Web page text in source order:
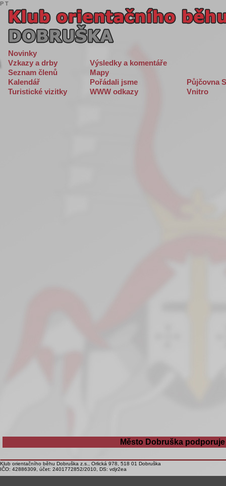
Novinky
Vzkazy a drby
Výsledky a komentáře
Seznam členů
Mapy
Kalendář
Pořádali jsme
Půjčovna
Turistické vizitky
WWW odkazy Vnitro
Město Dobruška
Klub orientačního běhu Dobruška z.s., Orlická 978, 518 01 Dobruška
IČO: 42886309, účet: 2401772852/2010, DS: vdjr2ea
P T